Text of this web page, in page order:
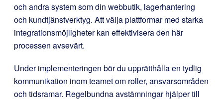
och andra system som din webbutik, lagerhantering
och kundtjänstverktyg. Att välja plattformar med starka
integrationsmöjligheter kan effektivisera den här
processen avsevärt.
Under implementeringen bör du upprätthålla en tydlig
kommunikation inom teamet om roller, ansvarsområden
och tidsramar. Regelbundna avstämningar hjälper till